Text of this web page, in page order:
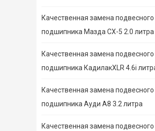
Качественная замена подвесного
подшипника Мазда СХ-5 2.0 литра
Качественная замена подвесного
подшипника КадилакXLR 4.6i
Качественная замена подвесного
подшипника Ауди А8 3.2 литра
Качественная замена подвесного